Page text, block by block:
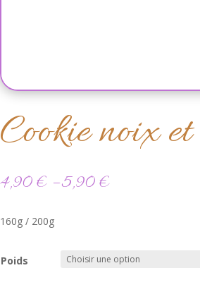
Cookie noix
4,90€–5,90€
160g / 200g
Poids